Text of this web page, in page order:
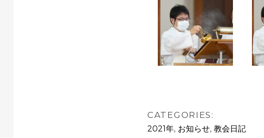
CATEGORIES:
2021年, お知らせ, 教会日記